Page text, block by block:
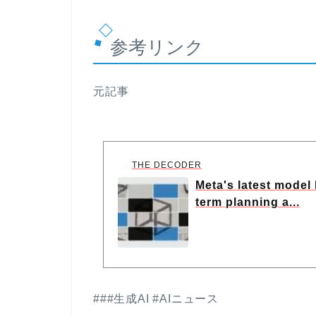
参考リンク
元記事
THE DECODER
Meta's latest
term planning a...
###生成AI #AIニュース